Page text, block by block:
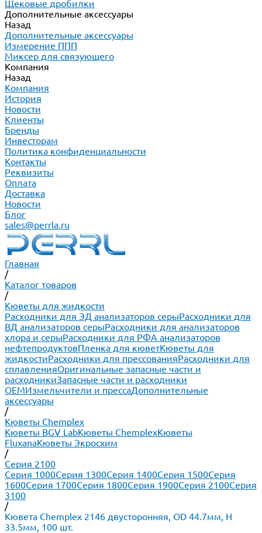
Щековые дробилки
Дополнительные аксессуары
Назад
Дополнительные аксессуары
Измерение ППП
Миксер для связующего
Компания
Назад
Компания
История
Новости
Клиенты
Бренды
Инвесторам
Политика конфиденциальности
Контакты
Реквизиты
Оплата
Доставка
Новости
Блог
sales@perrla.ru
Главная
/
Каталог товаров
/
Кюветы для жидкости
Расходники для ЭД анализаторов серыРасходники для
ВД анализаторов серыРасходники для анализаторов
хлора и серыРасходники для РФА анализаторов
нефтепродуктовПленка для кюветКюветы для
жидкостиРасходники для прессованияРасходники для
сплавленияОригинальные запасные части и
расходникиЗапасные части и расходники
ОЕМИзмельчители и прессаДополнительные
аксессуары
/
Кюветы Chemplex
Кюветы BGV LabКюветы ChemplexКюветы
FluxanaКюветы Экросхим
/
Серия 2100
Серия 1000Серия 1300Серия 1400Серия 1500Серия
1600Серия 1700Серия 1800Серия 1900Серия 2100Серия
3100
/
Кювета Chemplex 2146 двусторонняя, OD 44.7мм, H
33.5мм, 100 шт.